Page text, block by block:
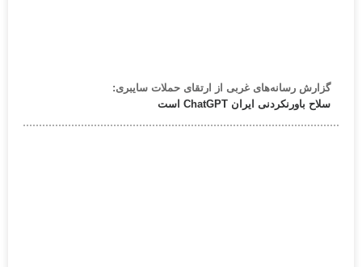
گزارش رسانه‌های غربی از ارتقای حملات سایبری:
سلاح باورنکردنی ایران ChatGPT است